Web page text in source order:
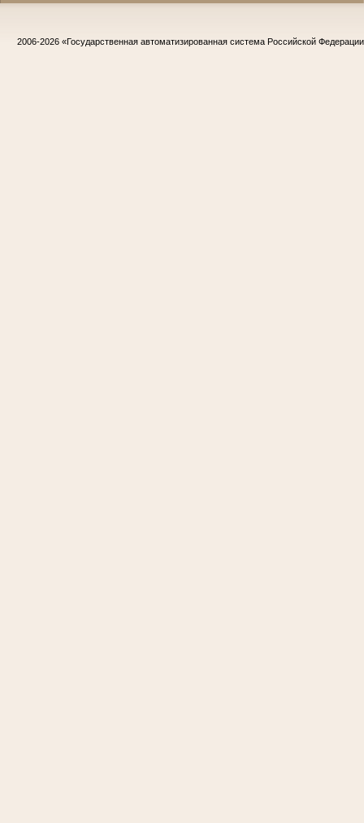
2006-2026 «Государственная автоматизированная система Российской